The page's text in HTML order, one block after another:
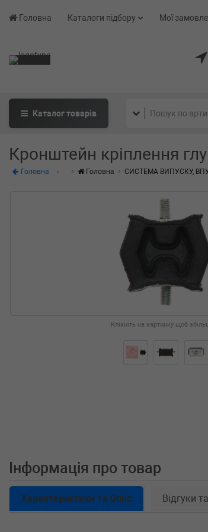
Головна Каталоги підбору Мої
Каталогтоварів
Кронштейн кріплення
Головна Головна СИСТЕМА ВИПУСКУ,
Клікніть на картинку щоб
Інформація про товар
Характеристики та Опис Відгуки